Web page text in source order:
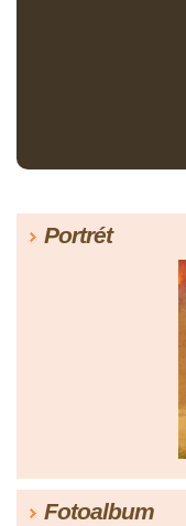
Portrét
Fotoalbum